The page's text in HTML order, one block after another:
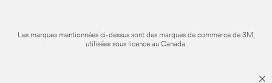
Les marques mentionnées ci-dessus sont des marques de commerce de 3M,
utilisées sous licence au Canada.